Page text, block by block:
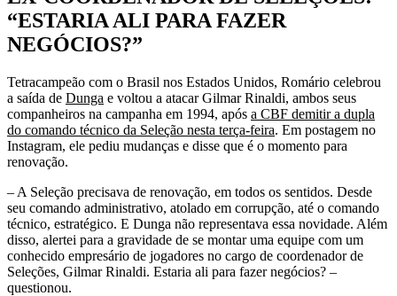
“ESTARIA ALI PARA FAZER
NEGÓCIOS?”
Tetracampeão com o Brasil nos Estados Unidos, Romário celebrou
a saída de Dunga e voltou a atacar Gilmar Rinaldi, ambos seus
companheiros na campanha em 1994, após a CBF demitir a dupla
do comando técnico da Seleção nesta terça-feira. Em postagem no
Instagram, ele pediu mudanças e disse que é o momento para
renovação.
– A Seleção precisava de renovação, em todos os sentidos. Desde
seu comando administrativo, atolado em corrupção, até o comando
técnico, estratégico. E Dunga não representava essa novidade. Além
disso, alertei para a gravidade de se montar uma equipe com um
conhecido empresário de jogadores no cargo de coordenador de
Seleções, Gilmar Rinaldi. Estaria ali para fazer negócios? –
questionou.